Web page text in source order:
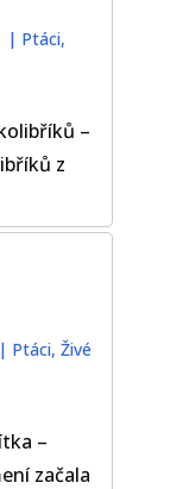
| Ptáci,
–
z
| Ptáci,Živé
–
začala